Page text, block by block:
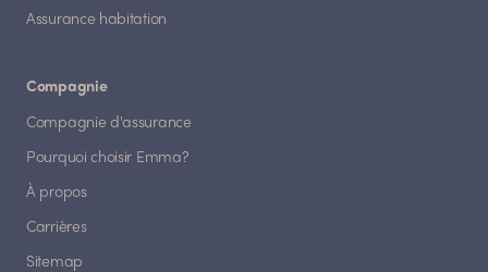
Assurance habitation
Compagnie
Compagnie d'assurance
Pourquoi choisir Emma?
À propos
Carrières
Sitemap